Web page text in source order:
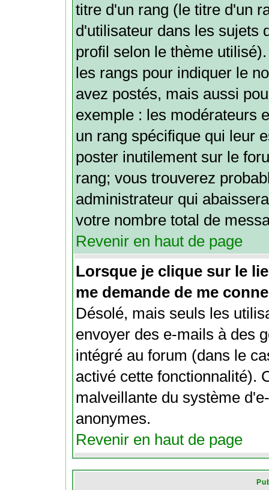
titre d'un rang (le titre d'un
d'utilisateur dans les sujets
profil selon le thème
les rangs pour indiquer le
avez postés, mais aussi
exemple : les modérateurs
un rang spécifique qui leur
poster inutilement sur le
rang; vous trouverez
administrateur qui
votre nombre total de
Revenir en haut de page
Lorsque je clique sur le
me demande de me
Désolé, mais seuls les
envoyer des e-mails à des
intégré au forum (dans le
activé cette fonctionnalité).
malveillante du système
anonymes.
Revenir en haut de page